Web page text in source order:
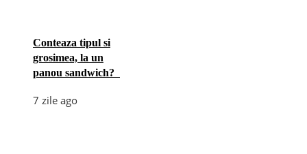
Conteaza tipul si
grosimea, la un
panou sandwich?
7 zile ago